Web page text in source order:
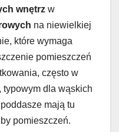
wnętrz w
na niewielkiej
które wymaga
pomieszczeń
często w
typowym dla wąskich
mają tu
pomieszczeń.